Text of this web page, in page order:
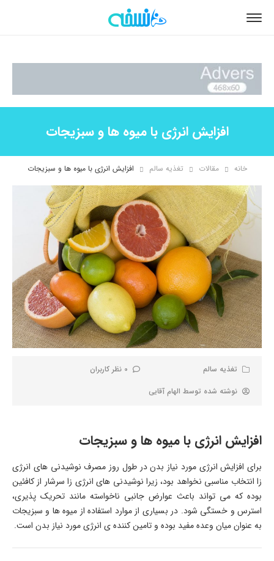
افزایش انرژی با میوه ها و سبزیجات
خانه مقالات تغذیه سالم افزایش انرژی با میوه ها و سبزیجات
تغذیه سالم
0 نظر کاربران
نوشته شده توسط الهام آقایی
افزایش انرژی با میوه ها و سبزیجات
برای افزایش انرژی مورد نیاز بدن در طول روز مصرف نوشیدنی های انرژی
زا انتخاب مناسبی نخواهد بود، زیرا نوشیدنی های انرژی زا سرشار از کافئین
بوده که می تواند باعث عوارض جانبی ناخواسته مانند تحریک پذیری،
استرس و خستگی شود. در بسیاری از موارد استفاده از میوه ها و سبزیجات
به عنوان میان وعده مفید بوده و تامین کننده ی انرژی مورد نیاز بدن است.